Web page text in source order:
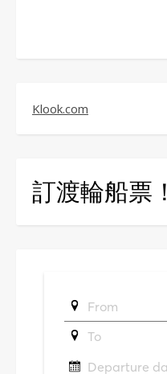
Klook.com
訂渡輪船票！